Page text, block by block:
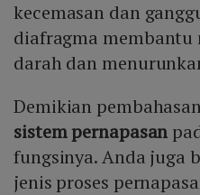
kecemasan dan
diafragma membantu
darah dan
Demikian
sistem pernapasan
fungsinya. Anda juga
jenis proses